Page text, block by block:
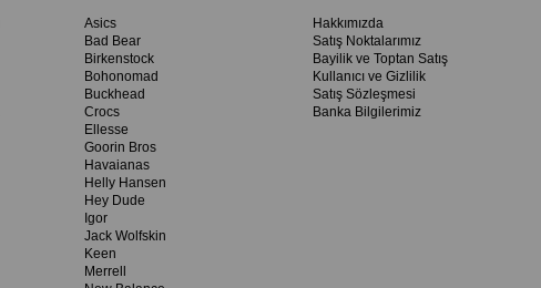
Asics
Bad Bear
Birkenstock
Bohonomad
Buckhead
Crocs
Ellesse
Goorin Bros
Havaianas
Helly Hansen
Hey Dude
Igor
Jack Wolfskin
Keen
Merrell
Hakkımızda
Satış Noktalarımız
Bayilik ve Toptan Satış
Kullanıcı ve Gizlilik
Satış Sözleşmesi
Banka Bilgilerimiz